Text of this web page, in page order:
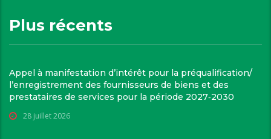
Plus récents
Appel à manifestation d’intérêt pour la préqualification/
l’enregistrement des fournisseurs de biens et des
prestataires de services pour la période 2027‑2030
28 juillet 2026